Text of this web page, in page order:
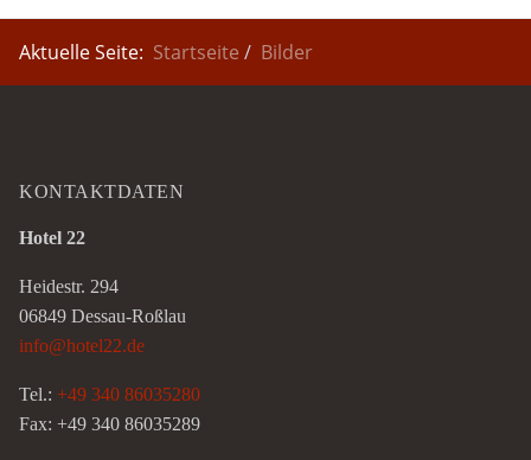
Aktuelle Seite: Startseite Bilder
KONTAKTDATEN
Hotel 22
Heidestr. 294
06849 Dessau-Roßlau
info@hotel22.de
Tel.: +49 340 86035280
Fax: +49 340 86035289